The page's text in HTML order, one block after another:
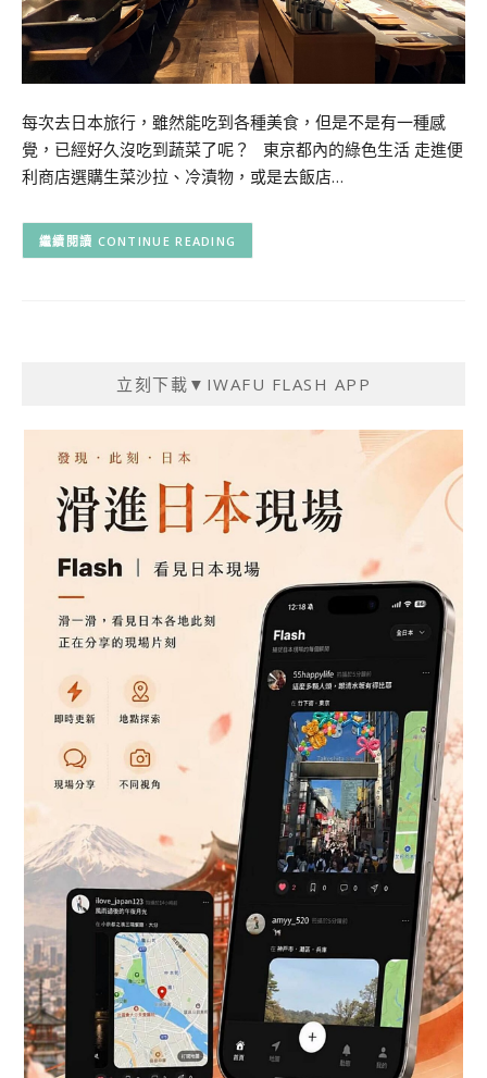
每次去日本旅行，雖然能吃到各種美食，但是不是有一種感
覺，已經好久沒吃到蔬菜了呢？ 東京都內的綠色生活 走進便
利商店選購生菜沙拉、冷漬物，或是去飯店…
CONTINUE READING
立刻下載▼IWAFU FLASH APP